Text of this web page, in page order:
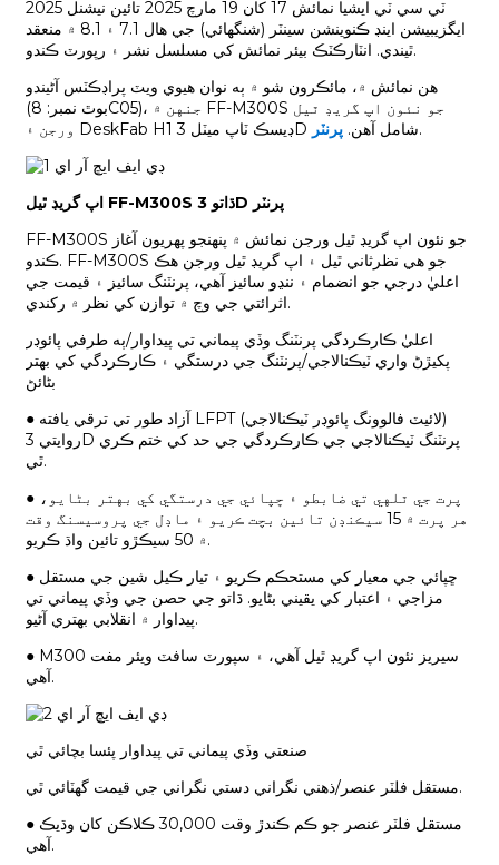
2025 ٽي سي ٽي ايشيا نمائش 17 کان 19 مارچ 2025 تائين نيشنل
ايگزيبيشن اينڊ ڪنوينشن سينٽر (شنگھائي) جي هال 7.1 ۽ 8.1 ۾ منعقد
ٿيندي. انٽارڪٽڪ بيئر نمائش کي مسلسل نشر ۽ رپورٽ ڪندو.
هن نمائش ۾، مائڪرون شو ۾ ٻه نوان هيوي ويٽ پراڊڪٽس آڻيندو
(بوٿ نمبر: 8C05)، جنهن ۾ FF-M300S جو نئون اپ گريڊ ٿيل
ورجن ۽ DeskFab H1 ڊيسڪ ٽاپ ميٽل 3D شامل آهن.پرنٽر .
اپ گريڊ ٿيل FF-M300S ڌاتو 3D پرنٽر
FF-M300S جو نئون اپ گريڊ ٿيل ورجن نمائش ۾ پنهنجو پهريون آغاز
ڪندو. FF-M300S جو هي نظرثاني ٿيل ۽ اپ گريڊ ٿيل ورجن هڪ
اعليٰ درجي جو انضمام ۽ ننڍو سائيز آهي، پرنٽنگ سائيز ۽ قيمت جي
اثرائتي جي وچ ۾ توازن کي نظر ۾ رکندي.
اعليٰ ڪارڪردگي پرنٽنگ وڏي پيماني تي پيداوار/ٻه طرفي پائوڊر
پکيڙڻ واري ٽيڪنالاجي/پرنٽنگ جي درستگي ۽ ڪارڪردگي کي بهتر
بڻائڻ
● آزاد طور تي ترقي يافته LFPT (لائيٽ فالوونگ پائوڊر ٽيڪنالاجي)
روايتي 3D پرنٽنگ ٽيڪنالاجي جي ڪارڪردگي جي حد کي ختم ڪري
ٿي.
● پرت جي ٿلهي تي ضابطو ۽ ڇپائي جي درستگي کي بهتر بڻايو،
هر پرت ۾ 15 سيڪنڊن تائين بچت ڪريو ۽ ماڊل جي پروسيسنگ وقت
۾ 50 سيڪڙو تائين واڌ ڪريو.
● ڇپائي جي معيار کي مستحڪم ڪريو ۽ تيار ڪيل شين جي مستقل
مزاجي ۽ اعتبار کي يقيني بڻايو. ڌاتو جي حصن جي وڏي پيماني تي
پيداوار ۾ انقلابي بهتري آڻيو.
● M300 سيريز نئون اپ گريڊ ٿيل آهي، ۽ سپورٽ سافٽ ويئر مفت
آهي.
صنعتي وڏي پيماني تي پيداوار پئسا بچائي ٿي
مستقل فلٽر عنصر/ذهني نگراني دستي نگراني جي قيمت گھٽائي ٿي.
● مستقل فلٽر عنصر جو ڪم ڪندڙ وقت 30,000 ڪلاڪن کان وڌيڪ
آهي.